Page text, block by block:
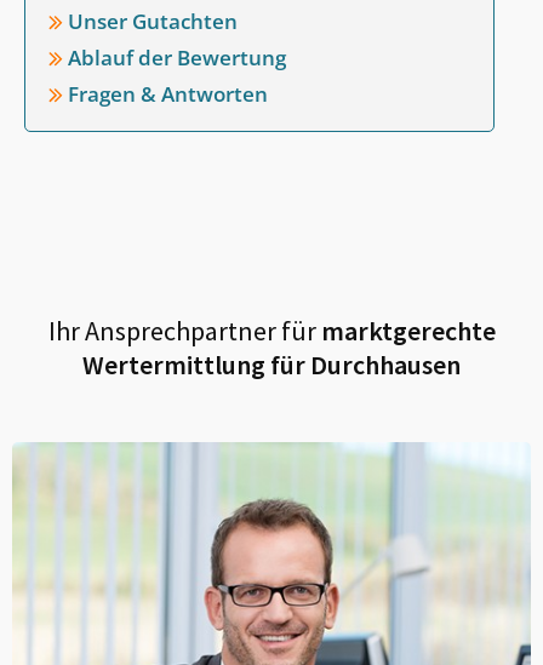
Unser Gutachten
Ablauf der Bewertung
Fragen & Antworten
Ihr Ansprechpartner fürmarktgerechte
Wertermittlung für Durchhausen